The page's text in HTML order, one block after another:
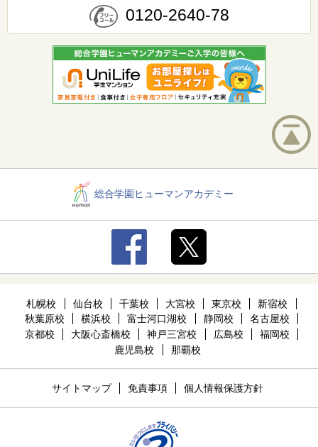
0120-2640-78
総合学園ヒューマンアカデミー
札幌校 仙台校 千葉校 大宮校 東京校
新宿校
秋葉原校
横浜校 富士河口湖校 静岡校
名古屋校
京都校
大阪心斎橋校 神戸三宮校 広島校
福岡校
鹿児島校
那覇校
サイトマップ 免責事項 個人情報保護方針